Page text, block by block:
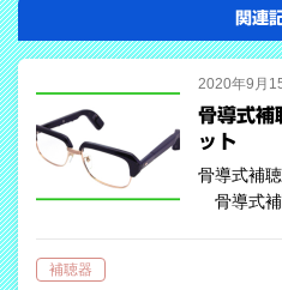
関連
2020年9月
骨導式補
ット
骨導式補
骨導式補
補聴器